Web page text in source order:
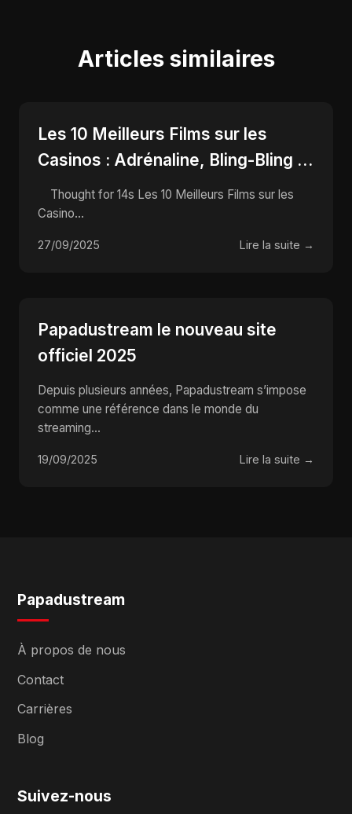
Articles similaires
Les 10 Meilleurs Films sur les
Casinos : Adrénaline, Bling-Bling et
Tours de Carte qui Font Rêver !
Casino...
27/09/2025 Lire la suite →
Papadustream le nouveau site
officiel 2025
Depuis plusieurs années, Papadustream s’impose
comme une référence dans le monde du
streaming...
19/09/2025 Lire la suite →
Papadustream
À propos de nous
Contact
Carrières
Blog
Suivez-nous